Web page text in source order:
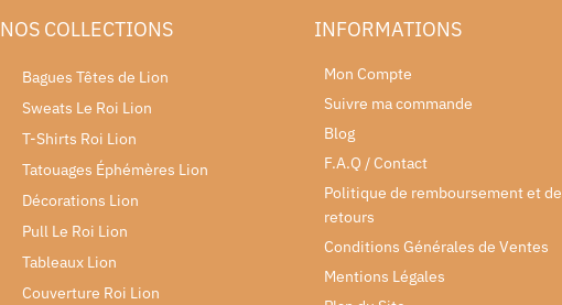
NOS COLLECTIONS
Bagues Têtes de Lion
Sweats Le Roi Lion
T-Shirts Roi Lion
Tatouages Éphémères Lion
Décorations Lion
Pull Le Roi Lion
Tableaux Lion
Couverture Roi Lion
INFORMATIONS
Mon Compte
Suivre ma commande
Blog
F.A.Q / Contact
Politique de remboursement et de
retours
Conditions Générales de Ventes
Mentions Légales